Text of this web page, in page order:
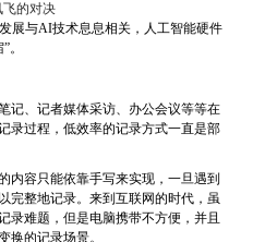
展与AI技术息息相关，人工智能硬件
。
记、记者媒体采访、办公会议等等在
录过程，低效率的记录方式一直是部
内容只能依靠手写来实现，一旦遇到
完整地记录。来到互联网的时代，虽
录难题，但是电脑携带不方便，并且
换的记录场景。